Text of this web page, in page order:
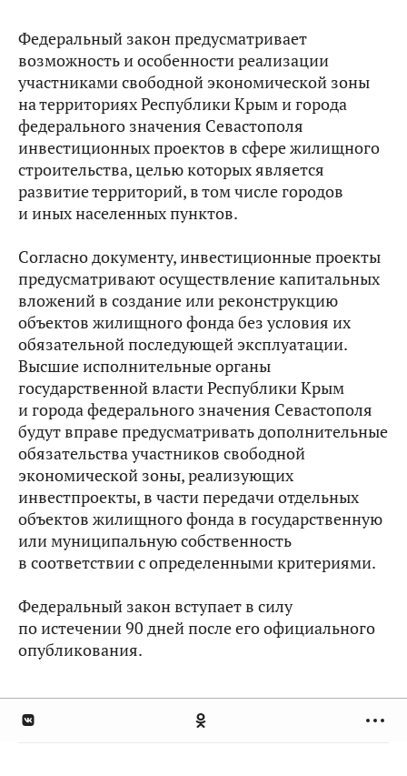
Федеральный закон предусматривает
возможность и особенности реализации
участниками свободной экономической зоны
на территориях Республики Крым и города
федерального значения Севастополя
инвестиционных проектов в сфере жилищного
строительства, целью которых является
развитие территорий, в том числе городов
и иных населенных пунктов.
Согласно документу, инвестиционные проекты
предусматривают осуществление капитальных
вложений в создание или реконструкцию
объектов жилищного фонда без условия их
обязательной последующей эксплуатации.
Высшие исполнительные органы
государственной власти Республики Крым
и города федерального значения Севастополя
будут вправе предусматривать дополнительные
обязательства участников свободной
экономической зоны, реализующих
инвестпроекты, в части передачи отдельных
объектов жилищного фонда в государственную
или муниципальную собственность
в соответствии с определенными критериями.
Федеральный закон вступает в силу
по истечении 90 дней после его официального
опубликования.